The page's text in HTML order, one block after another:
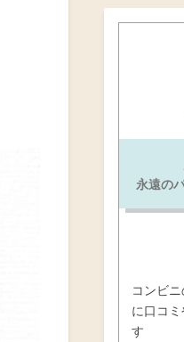
永遠の
コンビ
に口コ
す